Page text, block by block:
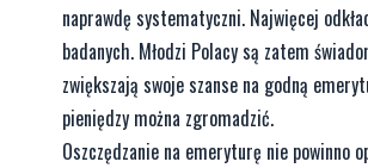
naprawdę systematyczni. Najwięcej
badanych. Młodzi Polacy są zatem
zwiększają swoje szanse na godną
pieniędzy można zgromadzić.
Oszczędzanie na emeryturę nie powinno